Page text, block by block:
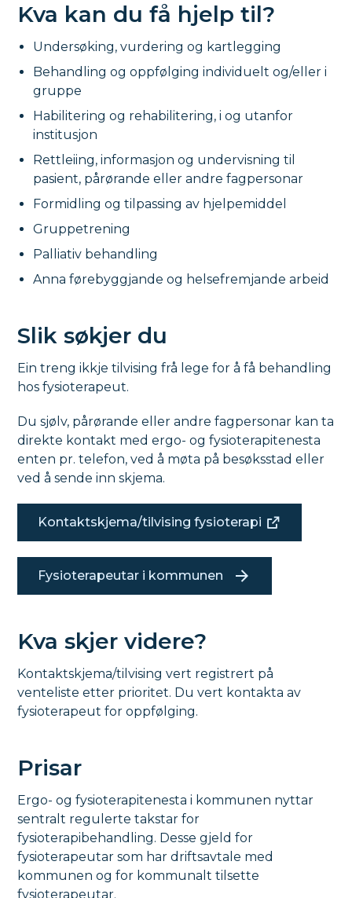
Kva kan du få hjelp til?
Undersøking, vurdering og kartlegging
Behandling og oppfølging individuelt og/eller i
gruppe
Habilitering og rehabilitering, i og utanfor
institusjon
Rettleiing, informasjon og undervisning til
pasient, pårørande eller andre fagpersonar
Formidling og tilpassing av hjelpemiddel
Gruppetrening
Palliativ behandling
Anna førebyggjande og helsefremjande arbeid
Slik søkjer du
Ein treng ikkje tilvising frå lege for å få behandling
hos fysioterapeut.
Du sjølv, pårørande eller andre fagpersonar kan ta
direkte kontakt med ergo- og fysioterapitenesta
enten pr. telefon, ved å møta på besøksstad eller
ved å sende inn skjema.
Kontaktskjema/tilvising fysioterapi
Fysioterapeutar i kommunen
Kva skjer videre?
Kontaktskjema/tilvising vert registrert på
venteliste etter prioritet. Du vert kontakta av
fysioterapeut for oppfølging.
Prisar
Ergo- og fysioterapitenesta i kommunen nyttar
sentralt regulerte takstar for
fysioterapibehandling. Desse gjeld for
fysioterapeutar som har driftsavtale med
kommunen og for kommunalt tilsette
fysioterapeutar.